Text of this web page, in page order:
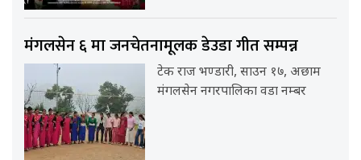
मंगलसेन ६ मा जनचेतनामूलक डेउडा गीत सम्पन्न
टेक राज भण्डारी, साउन १७, अछाम
मंगलसेन नगरपालिका वडा नम्बर